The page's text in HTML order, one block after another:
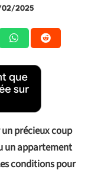
02/2025
précieux coup
un appartement
conditions pour